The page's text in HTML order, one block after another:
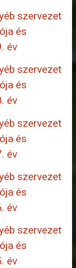
szervezet
és
év
szervezet
és
év
szervezet
és
év
szervezet
és
év
szervezet
és
év